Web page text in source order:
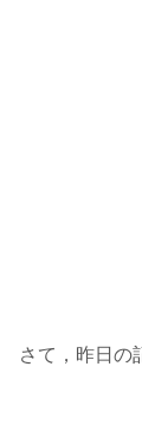
さて，昨日の